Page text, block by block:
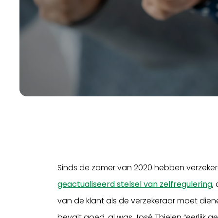
Sinds de zomer van 2020 hebben
geactualiseerd stelsel van zelfregulering,
van de klant als de verzekeraar moet